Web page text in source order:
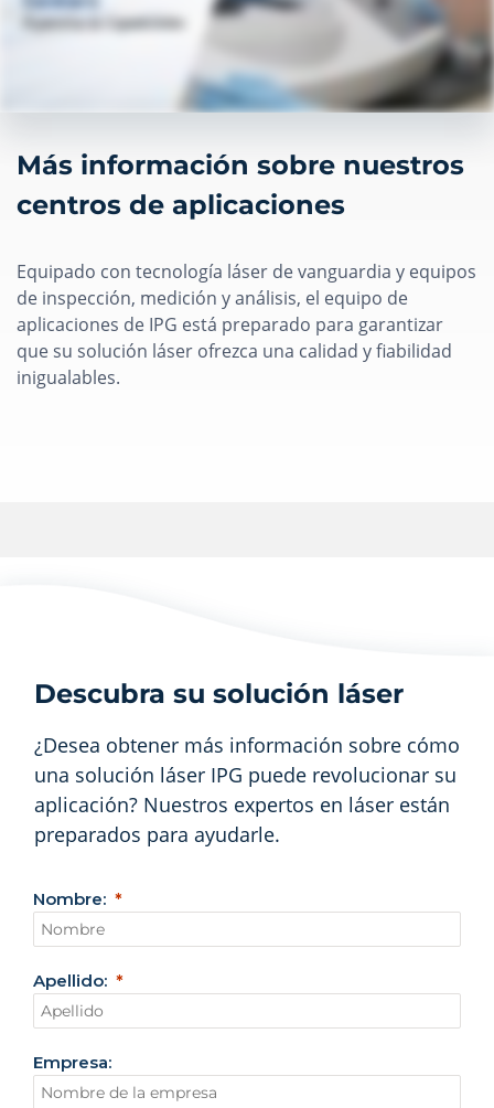
Más información sobre nuestros
centros de aplicaciones
Equipado con tecnología láser de vanguardia y equipos
de inspección, medición y análisis, el equipo de
aplicaciones de IPG está preparado para garantizar
que su solución láser ofrezca una calidad y fiabilidad
inigualables.
Descubra su solución láser
¿Desea obtener más información sobre cómo
una solución láser IPG puede revolucionar su
aplicación? Nuestros expertos en láser están
preparados para ayudarle.
Nombre:
Apellido:
Empresa: